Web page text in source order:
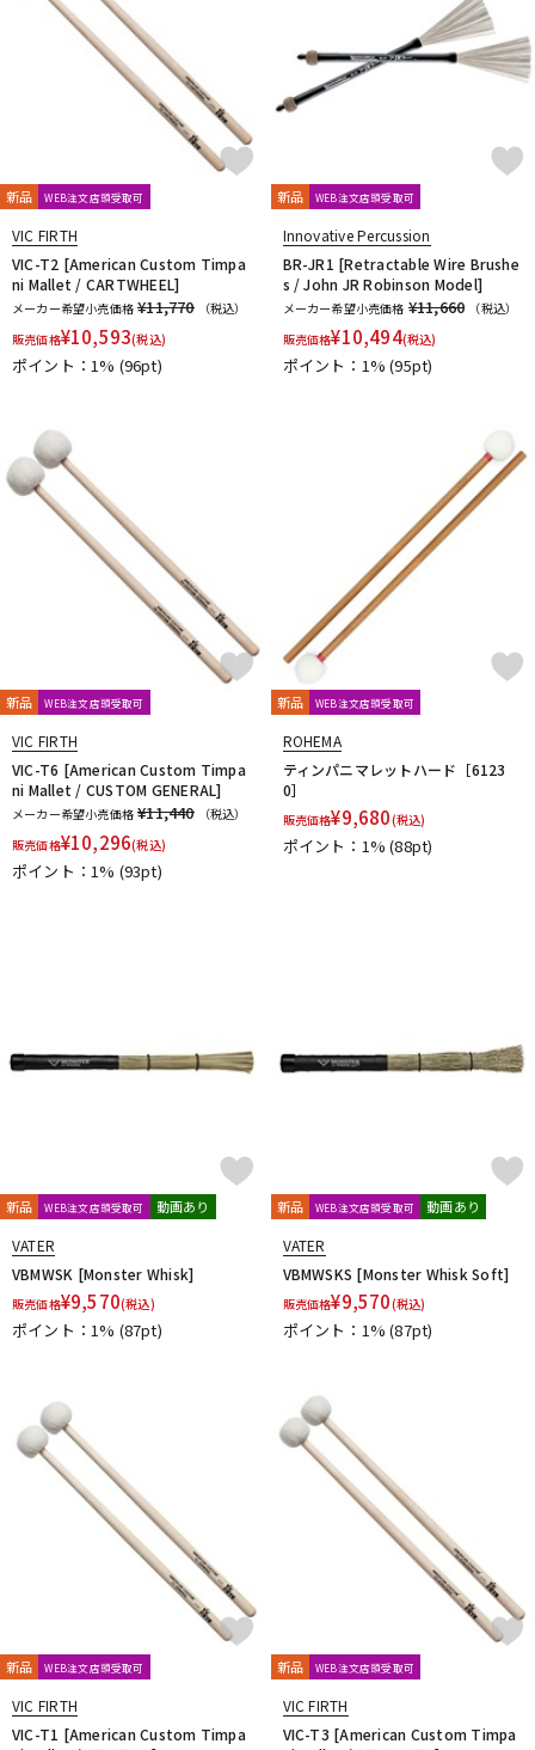
新品 WEB注文店頭受取可
VIC FIRTH
VIC-T2 [American Custom Timpa
ni Mallet / CARTWHEEL]
メーカー希望小売価格 ¥11,770
（税込）
販売価格¥10,593(税込)
ポイント：1% (96pt)
新品 WEB注文店頭受取可
Innovative Percussion
BR-JR1 [Retractable Wire Brushe
s / John JR Robinson Model]
メーカー希望小売価格 ¥11,660
（税込）
販売価格¥10,494(税込)
ポイント：1%(95pt)
新品 WEB注文店頭受取可
VIC FIRTH
VIC-T6 [American Custom Timpa
ni Mallet / CUSTOM GENERAL]
メーカー希望小売価格 ¥11,440
（税込）
販売価格¥10,296(税込)
ポイント：1% (93pt)
新品 WEB注文店頭受取可
ROHEMA
ティンパニマレットハード［6123
0］
販売価格¥9,680(税込)
ポイント：1%(88pt)
新品 WEB注文店頭受取可 動画あり
VATER
VBMWSK [Monster Whisk]
販売価格¥9,570(税込)
ポイント：1% (87pt)
新品 WEB注文店頭受取可 動画あり
VATER
VBMWSKS [Monster Whisk Soft]
販売価格¥9,570(税込)
ポイント：1%(87pt)
新品 WEB注文店頭受取可
VIC FIRTH
VIC-T1 [American Custom Timpa
新品 WEB注文店頭受取可
VIC FIRTH
VIC-T3 [American Custom Timpa